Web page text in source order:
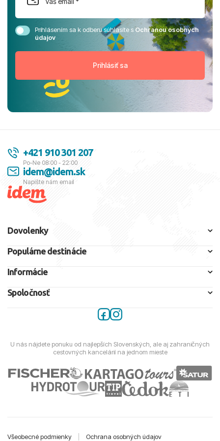
Prihlásením sa k odberu súhlasíte sOchranou osobných
údajov
+421 910 301 207
Po-Ne 08:00 - 22:00
idem@idem.sk
Napíšte nám email
Dovolenky
Populárne destinácie
Informácie
Spoločnosť
U nás nájdete ponuku od najlepších Slovenských, ale aj zahraničných
cestovných kancelárií na jednom mieste
Všeobecné podmienky Ochrana osobných údajov